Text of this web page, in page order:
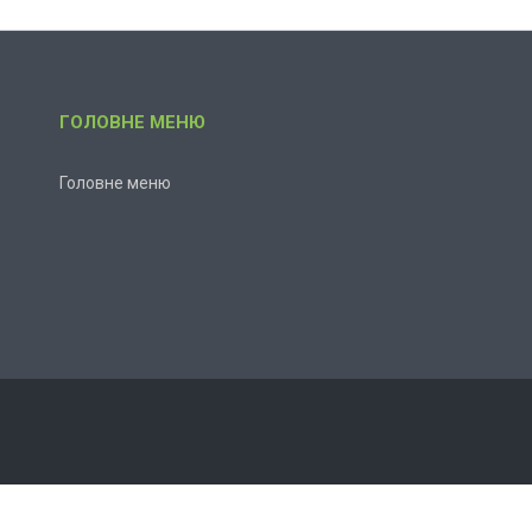
ГОЛОВНЕ МЕНЮ
Головне меню